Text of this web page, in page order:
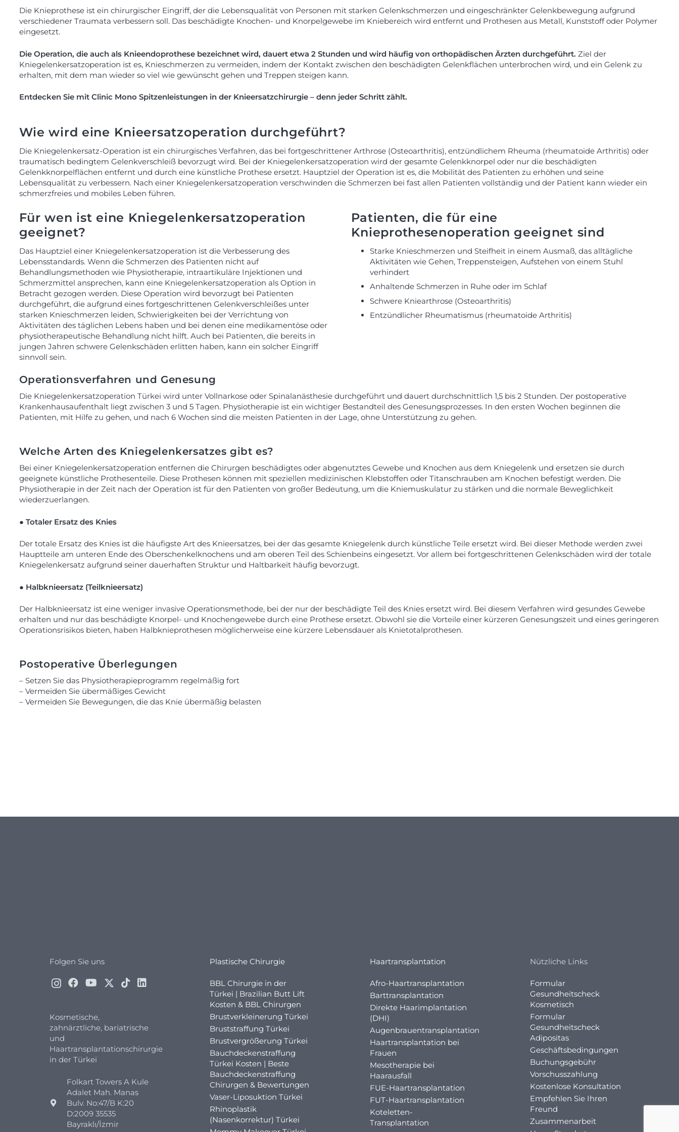
Die Knieprothese ist ein chirurgischer Eingriff, der die Lebensqualität von Personen mit starken Gelenkschmerzen und eingeschränkter Gelenkbewegung aufgrund
verschiedener Traumata verbessern soll. Das beschädigte Knochen- und Knorpelgewebe im Kniebereich wird entfernt und Prothesen aus Metall, Kunststoff oder Polymer
eingesetzt.
Die Operation, die auch als Knieendoprothese bezeichnet wird, dauert etwa 2 Stunden und wird häufig von orthopädischen Ärzten durchgeführt. Ziel der
Kniegelenkersatzoperation ist es, Knieschmerzen zu vermeiden, indem der Kontakt zwischen den beschädigten Gelenkflächen unterbrochen wird, und ein Gelenk zu
erhalten, mit dem man wieder so viel wie gewünscht gehen und Treppen steigen kann.
Entdecken Sie mit Clinic Mono Spitzenleistungen in der Knieersatzchirurgie – denn jeder Schritt zählt.
Wie wird eine Knieersatzoperation durchgeführt?
Die Kniegelenkersatz-Operation ist ein chirurgisches Verfahren, das bei fortgeschrittener Arthrose (Osteoarthritis), entzündlichem Rheuma (rheumatoide Arthritis) oder
traumatisch bedingtem Gelenkverschleiß bevorzugt wird. Bei der Kniegelenkersatzoperation wird der gesamte Gelenkknorpel oder nur die beschädigten
Gelenkknorpelflächen entfernt und durch eine künstliche Prothese ersetzt. Hauptziel der Operation ist es, die Mobilität des Patienten zu erhöhen und seine
Lebensqualität zu verbessern. Nach einer Kniegelenkersatzoperation verschwinden die Schmerzen bei fast allen Patienten vollständig und der Patient kann wieder ein
schmerzfreies und mobiles Leben führen.
Für wen ist eine Kniegelenkersatzoperation
geeignet?
Das Hauptziel einer Kniegelenkersatzoperation ist die Verbesserung des
Lebensstandards. Wenn die Schmerzen des Patienten nicht auf
Behandlungsmethoden wie Physiotherapie, intraartikuläre Injektionen und
Schmerzmittel ansprechen, kann eine Kniegelenkersatzoperation als Option in
Betracht gezogen werden. Diese Operation wird bevorzugt bei Patienten
durchgeführt, die aufgrund eines fortgeschrittenen Gelenkverschleißes unter
starken Knieschmerzen leiden, Schwierigkeiten bei der Verrichtung von
Aktivitäten des täglichen Lebens haben und bei denen eine medikamentöse oder
physiotherapeutische Behandlung nicht hilft. Auch bei Patienten, die bereits in
jungen Jahren schwere Gelenkschäden erlitten haben, kann ein solcher Eingriff
sinnvoll sein.
Patienten, die für eine
Knieprothesenoperation geeignet sind
Starke Knieschmerzen und Steifheit in einem Ausmaß, das alltägliche
Aktivitäten wie Gehen, Treppensteigen, Aufstehen von einem Stuhl
verhindert
Anhaltende Schmerzen in Ruhe oder im Schlaf
Schwere Kniearthrose (Osteoarthritis)
Entzündlicher Rheumatismus (rheumatoide Arthritis)
Operationsverfahren und Genesung
Die Kniegelenkersatzoperation Türkei wird unter Vollnarkose oder Spinalanästhesie durchgeführt und dauert durchschnittlich 1,5 bis 2 Stunden. Der postoperative
Krankenhausaufenthalt liegt zwischen 3 und 5 Tagen. Physiotherapie ist ein wichtiger Bestandteil des Genesungsprozesses. In den ersten Wochen beginnen die
Patienten, mit Hilfe zu gehen, und nach 6 Wochen sind die meisten Patienten in der Lage, ohne Unterstützung zu gehen.
Welche Arten des Kniegelenkersatzes gibt es?
Bei einer Kniegelenkersatzoperation entfernen die Chirurgen beschädigtes oder abgenutztes Gewebe und Knochen aus dem Kniegelenk und ersetzen sie durch
geeignete künstliche Prothesenteile. Diese Prothesen können mit speziellen medizinischen Klebstoffen oder Titanschrauben am Knochen befestigt werden. Die
Physiotherapie in der Zeit nach der Operation ist für den Patienten von großer Bedeutung, um die Kniemuskulatur zu stärken und die normale Beweglichkeit
wiederzuerlangen.
● Totaler Ersatz des Knies
Der totale Ersatz des Knies ist die häufigste Art des Knieersatzes, bei der das gesamte Kniegelenk durch künstliche Teile ersetzt wird. Bei dieser Methode werden zwei
Hauptteile am unteren Ende des Oberschenkelknochens und am oberen Teil des Schienbeins eingesetzt. Vor allem bei fortgeschrittenen Gelenkschäden wird der totale
Kniegelenkersatz aufgrund seiner dauerhaften Struktur und Haltbarkeit häufig bevorzugt.
● Halbknieersatz (Teilknieersatz)
Der Halbknieersatz ist eine weniger invasive Operationsmethode, bei der nur der beschädigte Teil des Knies ersetzt wird. Bei diesem Verfahren wird gesundes Gewebe
erhalten und nur das beschädigte Knorpel- und Knochengewebe durch eine Prothese ersetzt. Obwohl sie die Vorteile einer kürzeren Genesungszeit und eines geringeren
Operationsrisikos bieten, haben Halbknieprothesen möglicherweise eine kürzere Lebensdauer als Knietotalprothesen.
Postoperative Überlegungen
– Setzen Sie das Physiotherapieprogramm regelmäßig fort
– Vermeiden Sie übermäßiges Gewicht
– Vermeiden Sie Bewegungen, die das Knie übermäßig belasten
Folgen Sie uns
Kosmetische,
zahnärztliche, bariatrische
und
Haartransplantationschirurgie
in der Türkei
Folkart Towers A Kule
Adalet Mah. Manas
Bulv. No:47/B K:20
D:2009 35535
Bayraklı/İzmir
Plastische Chirurgie
BBL Chirurgie in der
Türkei | Brazilian Butt Lift
Kosten & BBL Chirurgen
Brustverkleinerung Türkei
Bruststraffung Türkei
Brustvergrößerung Türkei
Bauchdeckenstraffung
Türkei Kosten | Beste
Bauchdeckenstraffung
Chirurgen & Bewertungen
Vaser-Liposuktion Türkei
Rhinoplastik
(Nasenkorrektur) Türkei
Haartransplantation
Afro-Haartransplantation
Barttransplantation
Direkte Haarimplantation
(DHI)
Augenbrauentransplantation
Haartransplantation bei
Frauen
Mesotherapie bei
Haarausfall
FUE-Haartransplantation
FUT-Haartransplantation
Koteletten-
Transplantation
Nützliche Links
Formular
Gesundheitscheck
Kosmetisch
Formular
Gesundheitscheck
Adipositas
Geschäftsbedingungen
Buchungsgebühr
Vorschusszahlung
Kostenlose Konsultation
Empfehlen Sie Ihren
Freund
Zusammenarbeit